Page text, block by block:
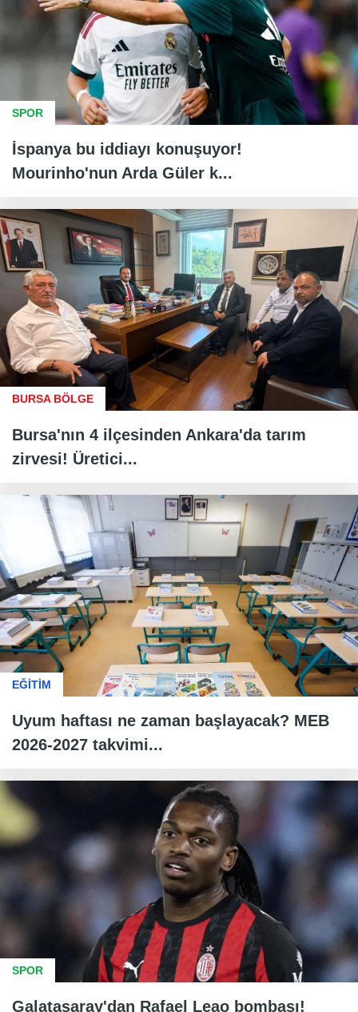
SPOR
İspanya bu iddiayı konuşuyor!
Mourinho'nun Arda Güler k...
BURSA BÖLGE
Bursa'nın 4 ilçesinden Ankara'da tarım
zirvesi! Üretici...
EĞİTİM
Uyum haftası ne zaman başlayacak? MEB
2026-2027 takvimi...
SPOR
Galatasaray'dan Rafael Leao bombası!